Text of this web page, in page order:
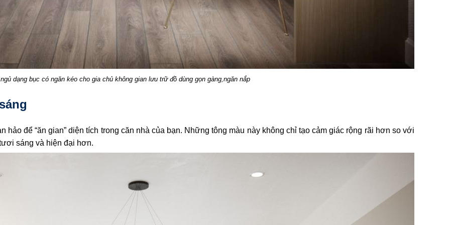
dạng bục có ngăn kéo cho gia chủ không gian lưu trữ đồ dùng gọn gàng,ngăn nắp
để “ăn gian” diện tích trong căn nhà của bạn. Những tông màu này không chỉ tạo cảm giác rộng rãi hơn so với
sáng và hiện đại hơn.